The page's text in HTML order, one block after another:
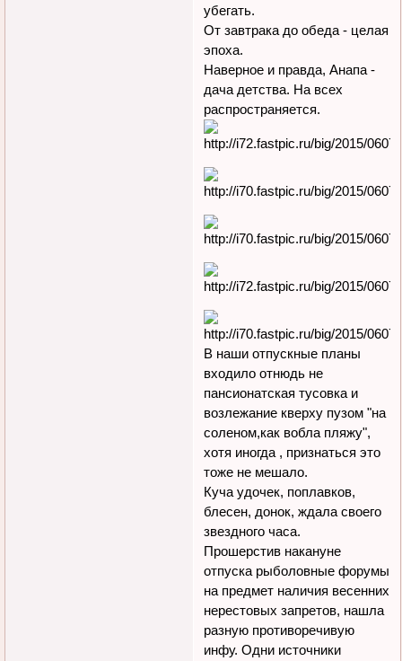
убегать.
От завтрака до обеда - целая
эпоха.
Наверное и правда, Анапа -
дача детства. На всех
распространяется.
В наши отпускные планы
входило отнюдь не
пансионатская тусовка и
возлежание кверху пузом "на
соленом,как вобла пляжу",
хотя иногда , признаться это
тоже не мешало.
Куча удочек, поплавков,
блесен, донок, ждала своего
звездного часа.
Прошерстив накануне
отпуска рыболовные форумы
на предмет наличия весенних
нерестовых запретов, нашла
разную противоречивую
инфу. Одни источники